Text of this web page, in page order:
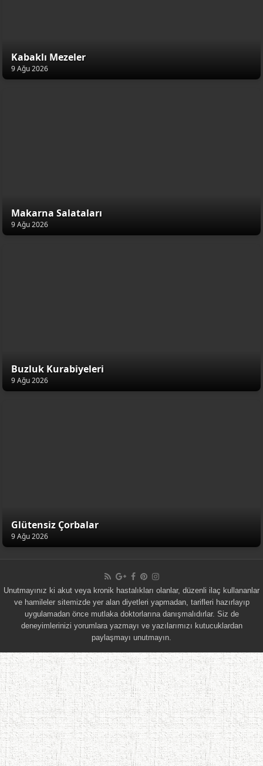
Kabaklı Mezeler
9 Ağu 2026
Makarna Salataları
9 Ağu 2026
Buzluk Kurabiyeleri
9 Ağu 2026
Glütensiz Çorbalar
9 Ağu 2026
Unutmayınız ki akut veya kronik hastalıkları olanlar, düzenli ilaç kullananlar
ve hamileler sitemizde yer alan diyetleri yapmadan, tarifleri hazırlayıp
uygulamadan önce mutlaka doktorlarına danışmalıdırlar. Siz de
deneyimlerinizi yorumlara yazmayı ve yazılarımızı kutucuklardan
paylaşmayı unutmayın.